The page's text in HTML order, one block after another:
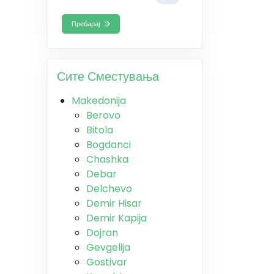
Пребарај
Сите Сместувања
Makedonija
Berovo
Bitola
Bogdanci
Chashka
Debar
Delchevo
Demir Hisar
Demir Kapija
Dojran
Gevgelija
Gostivar